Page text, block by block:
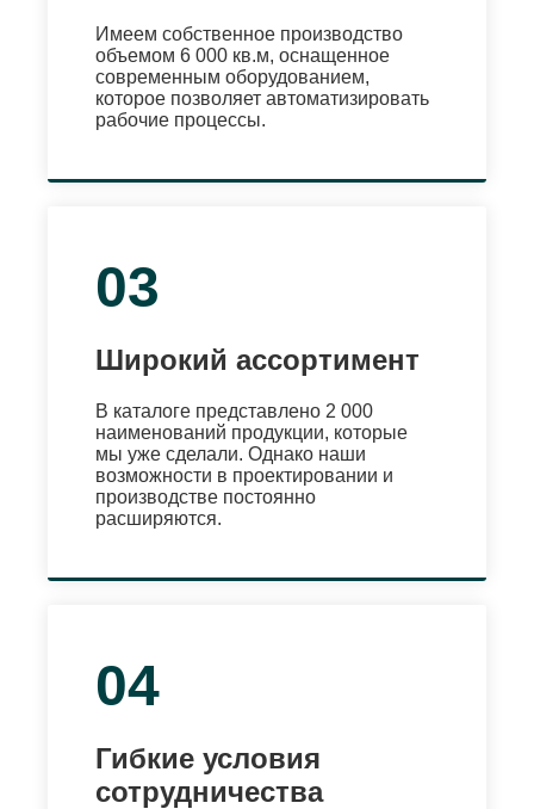
Имеем собственное производство
объемом 6 000 кв.м, оснащенное
современным оборудованием,
которое позволяет автоматизировать
рабочие процессы.
03
Широкий ассортимент
В каталоге представлено 2 000
наименований продукции, которые
мы уже сделали. Однако наши
возможности в проектировании и
производстве постоянно
расширяются.
04
Гибкие условия
сотрудничества